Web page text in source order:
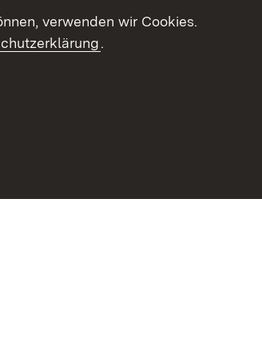
verwenden wir Cookies.
.